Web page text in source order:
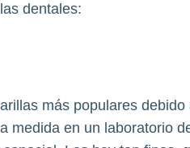
dentales:
más populares
medida en un laboratorio